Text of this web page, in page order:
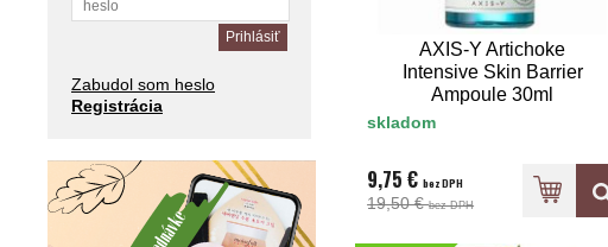
Zabudol som heslo
Registrácia
AXIS-Y Artichoke
Intensive Skin Barrier
Ampoule 30ml
skladom
9,75 €bez DPH
19,50 €bez DPH